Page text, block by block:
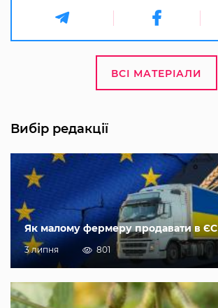
ВСІ МАТЕРІАЛИ
Вибір редакції
Як малому фермеру продавати в ЄС
3 липня 801